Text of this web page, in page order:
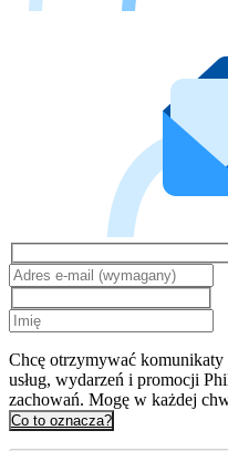
Chcę otrzymywać
usług, wydarzeń i promocji
zachowań. Mogę w każdej
Co to oznacza?